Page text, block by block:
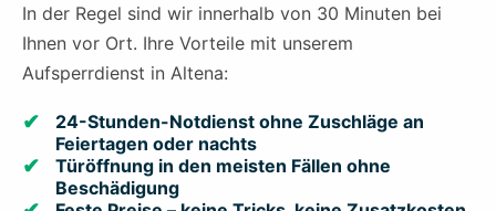
In der Regel sind wir innerhalb von 30 Minuten bei
Ihnen vor Ort. Ihre Vorteile mit unserem
Aufsperrdienst in Altena:
24-Stunden-Notdienst ohne Zuschläge an
Feiertagen oder nachts
Türöffnung in den meisten Fällen ohne
Beschädigung